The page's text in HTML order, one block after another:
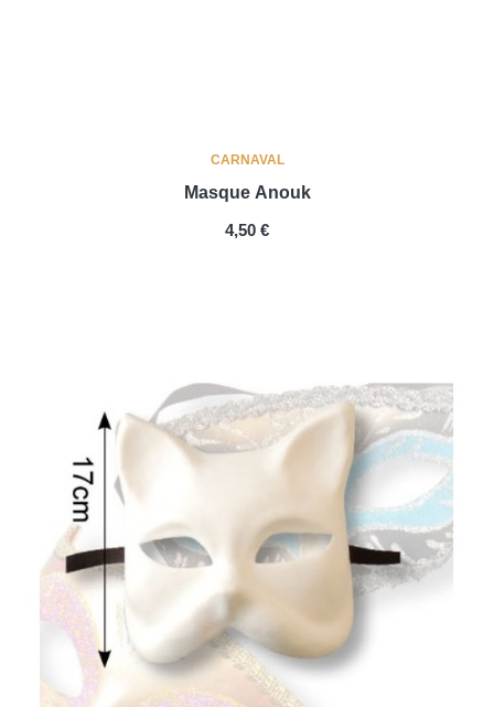
CARNAVAL
Masque Anouk
PREIS
4,50 €